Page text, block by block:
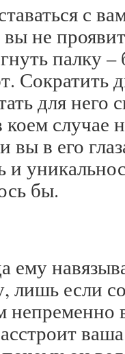
с
не
палку
для него
случае
вы в его
и
бы.
ему
лишь если
непременно